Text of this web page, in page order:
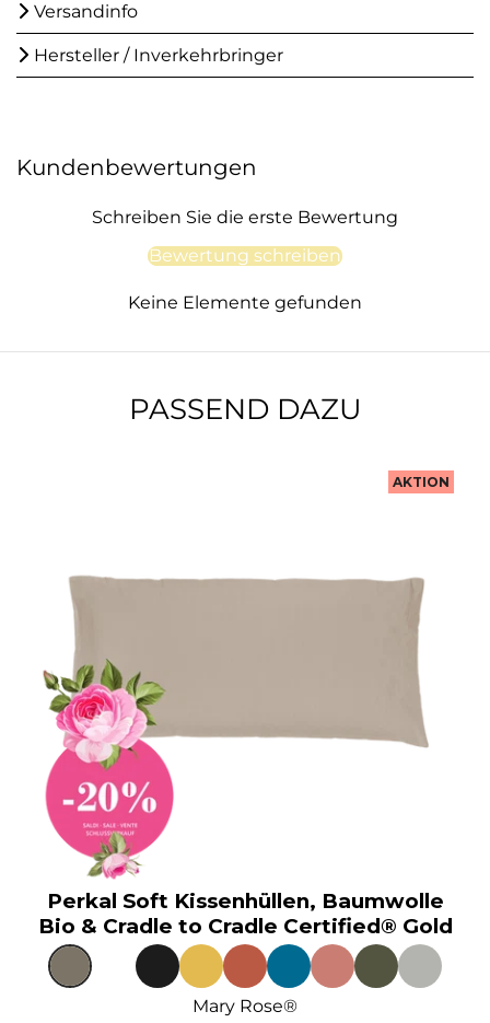
Versandinfo
Hersteller / Inverkehrbringer
Kundenbewertungen
Schreiben Sie die erste Bewertung
Bewertung schreiben
Keine Elemente gefunden
PASSEND DAZU
Perkal Soft Kissenhüllen, Baumwolle
Bio & Cradle to Cradle Certified® Gold
AKTION
Mary Rose®